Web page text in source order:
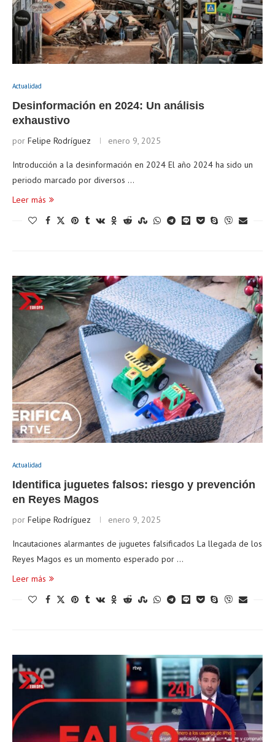
Actualidad
Desinformación en 2024: Un análisis
exhaustivo
por Felipe Rodríguez enero 9, 2025
Introducción a la desinformación en 2024 El año 2024 ha sido un
periodo marcado por diversos …
Leer más
Actualidad
Identifica juguetes falsos: riesgo y prevención
en Reyes Magos
por Felipe Rodríguez enero 9, 2025
Incautaciones alarmantes de juguetes falsificados La llegada de los
Reyes Magos es un momento esperado por …
Leer más